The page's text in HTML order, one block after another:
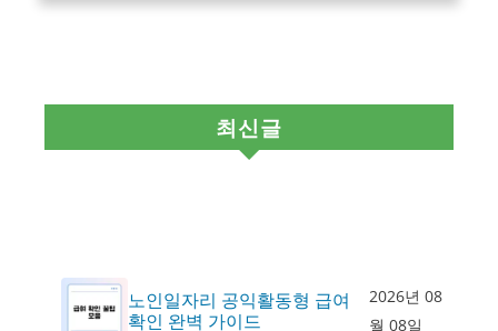
최신글
노인일자리 공익활동형 급여
확인 완벽 가이드
2026년 08
월 08일